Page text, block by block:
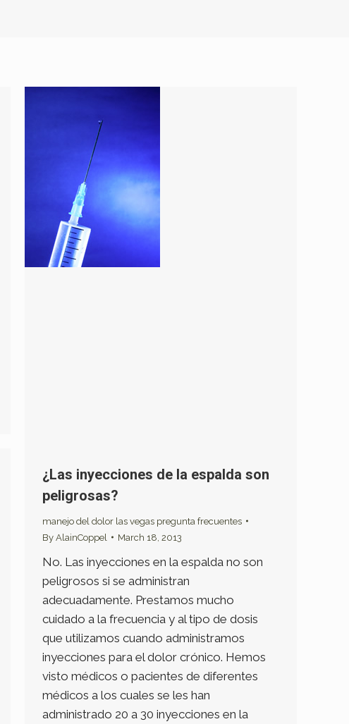
¿Las inyecciones de la espalda son
peligrosas?
manejo del dolor las vegas pregunta frecuentes
By AlainCoppel March 18, 2013
No. Las inyecciones en la espalda no son
peligrosos si se administran
adecuadamente. Prestamos mucho
cuidado a la frecuencia y al tipo de dosis
que utilizamos cuando administramos
inyecciones para el dolor crónico. Hemos
visto médicos o pacientes de diferentes
médicos a los cuales se les han
administrado 20 a 30 inyecciones en la